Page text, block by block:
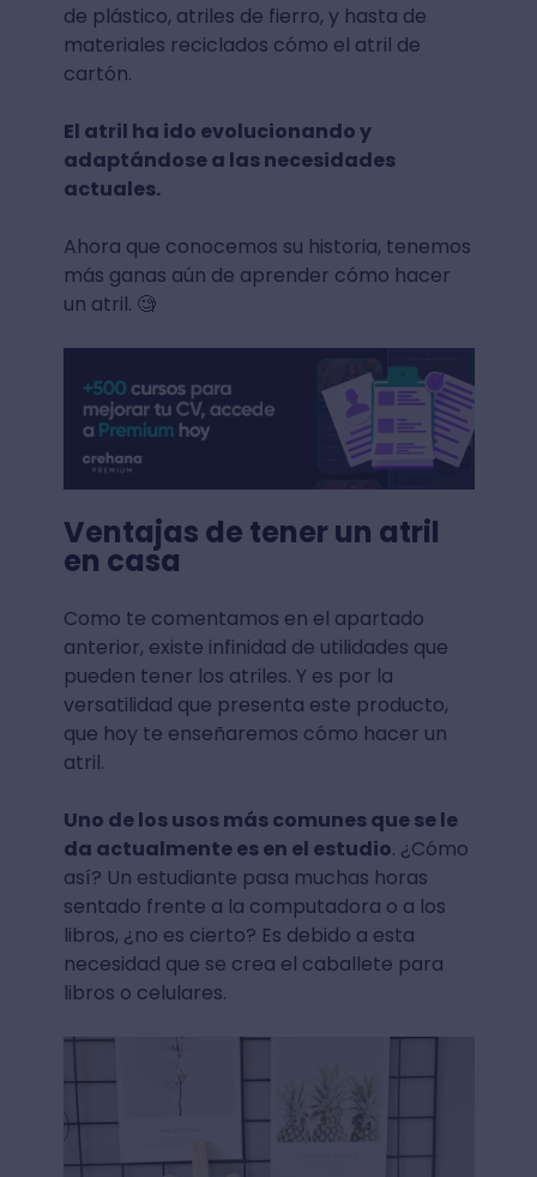
de plástico, atriles de fierro, y hasta de
materiales reciclados cómo el atril de
cartón.
El atril ha ido evolucionando y
adaptándose a las necesidades
actuales.
Ahora que conocemos su historia, tenemos
más ganas aún de aprender cómo hacer
un atril. 🧐
Ventajas de tener un atril
en casa
Como te comentamos en el apartado
anterior, existe infinidad de utilidades que
pueden tener los atriles. Y es por la
versatilidad que presenta este producto,
que hoy te enseñaremos cómo hacer un
atril.
Uno de los usos más comunes que se le
da actualmente es en el estudio. ¿Cómo
así? Un estudiante pasa muchas horas
sentado frente a la computadora o a los
libros, ¿no es cierto? Es debido a esta
necesidad que se crea el caballete para
libros o celulares.